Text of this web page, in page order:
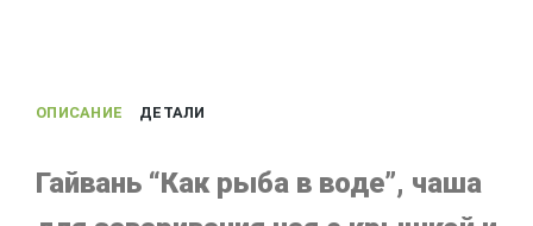
ОПИСАНИЕ ДЕТАЛИ
Гайвань “Как рыба в воде”, чаша